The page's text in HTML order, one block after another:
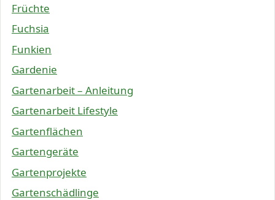
Früchte
Fuchsia
Funkien
Gardenie
Gartenarbeit – Anleitung
Gartenarbeit Lifestyle
Gartenflächen
Gartengeräte
Gartenprojekte
Gartenschädlinge